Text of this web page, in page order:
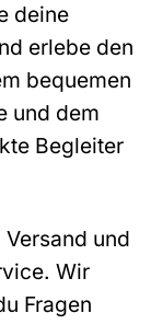
deine
erlebe den
bequemen
und dem
Begleiter
und
Wir
Fragen